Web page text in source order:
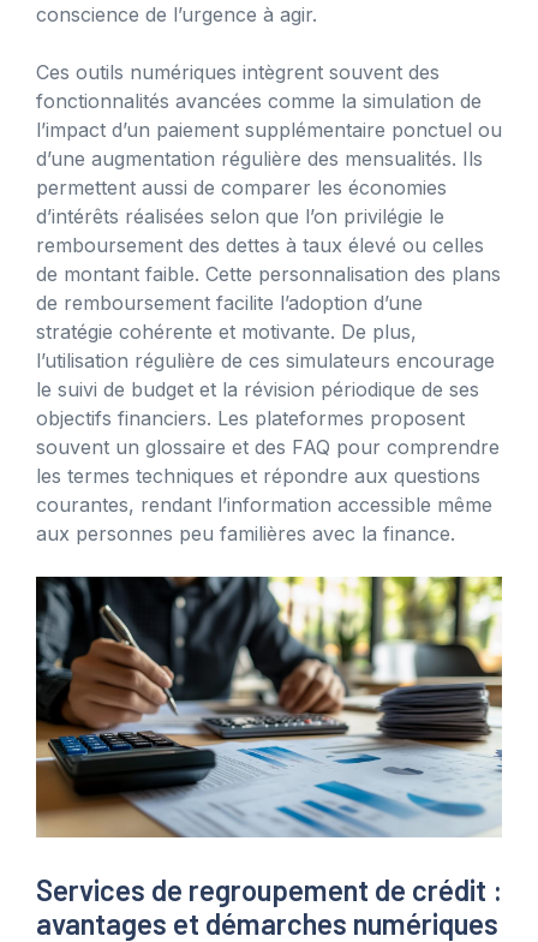
conscience de l’urgence à agir.
Ces outils numériques intègrent souvent des
fonctionnalités avancées comme la simulation de
l’impact d’un paiement supplémentaire ponctuel ou
d’une augmentation régulière des mensualités. Ils
permettent aussi de comparer les économies
d’intérêts réalisées selon que l’on privilégie le
remboursement des dettes à taux élevé ou celles
de montant faible. Cette personnalisation des plans
de remboursement facilite l’adoption d’une
stratégie cohérente et motivante. De plus,
l’utilisation régulière de ces simulateurs encourage
le suivi de budget et la révision périodique de ses
objectifs financiers. Les plateformes proposent
souvent un glossaire et des FAQ pour comprendre
les termes techniques et répondre aux questions
courantes, rendant l’information accessible même
aux personnes peu familières avec la finance.
Services de regroupement de crédit :
avantages et démarches numériques